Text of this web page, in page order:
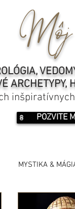
POZVITE
MYSTIKA &